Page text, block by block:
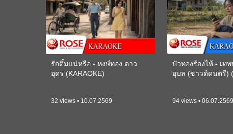
รักติ๋มแน่หรือ - หงษ์ทอง ดาว
อุดร (KARAOKE)
32 views • 10.07.2569
บัวทองร้องไห้ - เท
อุบล (ซาวด์ดนตรี)
94 views • 06.07.2569